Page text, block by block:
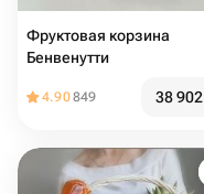
Фруктовая корзина
Бенвенутти
4.90849 38 902